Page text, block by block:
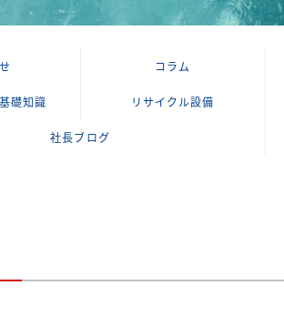
コラム
礎知識 リサイクル設備
社長ブログ